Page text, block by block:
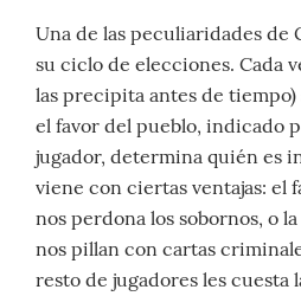
Una de las peculiaridades de
su ciclo de elecciones. Cada
las precipita antes de
el favor del pueblo, indicado
jugador, determina quién es
viene con ciertas ventajas: el
nos perdona los sobornos, o
nos pillan con cartas
resto de jugadores les cuesta